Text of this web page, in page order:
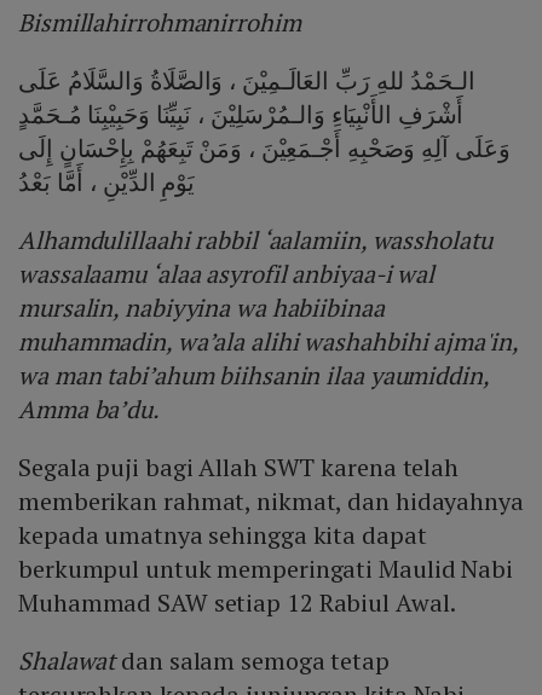
Bismillahirrohmanirrohim
الـحَمْدُ للهِ رَبِّ العَالَـمِيْنَ ، وَالصَّلَاةُ وَالسَّلَامُ عَلَى
أَشْرَفِ الأَنْبِيَاءِ وَالـمُرْسَلِيْنَ ، نَبِيِّنَا وَحَبِيْبِنَا مُـحَمَّدٍ
وَعَلَى آلِهِ وَصَحْبِهِ أَجْـمَعِيْنَ ، وَمَنْ تَبِعَهُمْ بِإِحْسَانٍ إِلَى
يَوْمِ الدِّيْنِ ، أَمَّا بَعْدُ
Alhamdulillaahi rabbil ‘aalamiin, wassholatu
wassalaamu ‘alaa asyrofil anbiyaa-i wal
mursalin, nabiyyina wa habiibinaa
muhammadin, wa’ala alihi washahbihi ajma'in,
wa man tabi’ahum biihsanin ilaa yaumiddin,
Amma ba’du.
Segala puji bagi Allah SWT karena telah
memberikan rahmat, nikmat, dan hidayahnya
kepada umatnya sehingga kita dapat
berkumpul untuk memperingati Maulid Nabi
Muhammad SAW setiap 12 Rabiul Awal.
Shalawatdan salam semoga tetap